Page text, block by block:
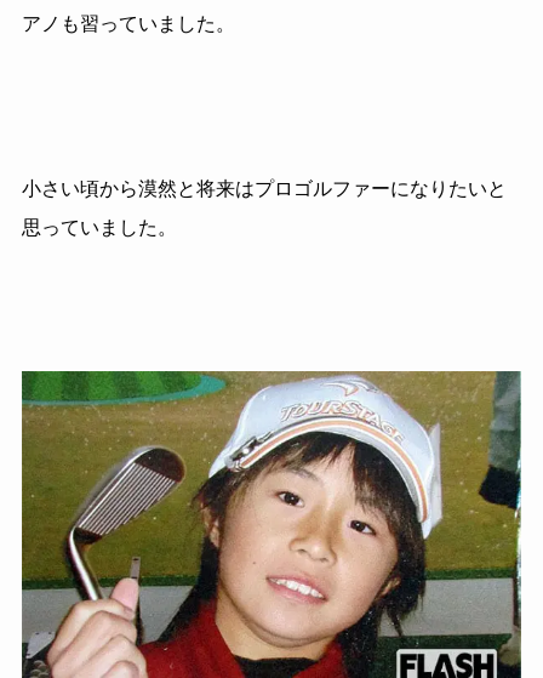
アノも習っていました。
小さい頃から漠然と将来はプロゴルファーになりたいと
思っていました。